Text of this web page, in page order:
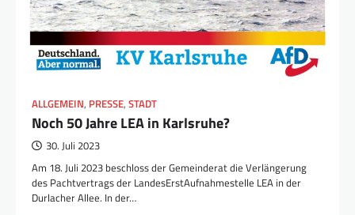
ALLGEMEIN, PRESSE, STADT
Noch 50 Jahre LEA in Karlsruhe?
30. Juli 2023
Am 18. Juli 2023 beschloss der Gemeinderat die Verlängerung
des Pachtvertrags der LandesErstAufnahmestelle LEA in der
Durlacher Allee. In der…